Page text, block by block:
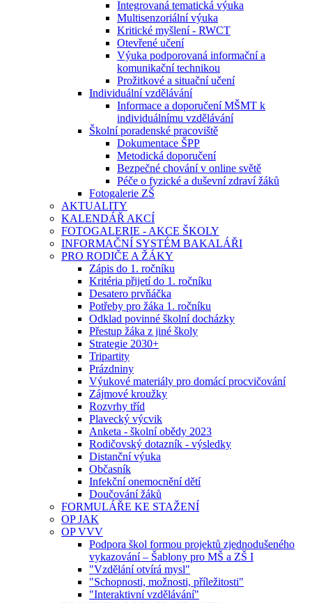
Integrovaná tematická výuka
Multisenzoriální výuka
Kritické myšlení - RWCT
Otevřené učení
Výuka podporovaná informační a
komunikační technikou
Prožitkové a situační učení
Individuální vzdělávání
Informace a doporučení MŠMT k
individuálnímu vzdělávání
Školní poradenské pracoviště
Dokumentace ŠPP
Metodická doporučení
Bezpečné chování v online světě
Péče o fyzické a duševní zdraví žáků
Fotogalerie ZŠ
AKTUALITY
KALENDÁŘ AKCÍ
FOTOGALERIE - AKCE ŠKOLY
INFORMAČNÍ SYSTÉM BAKALÁŘI
PRO RODIČE A ŽÁKY
Zápis do 1. ročníku
Kritéria přijetí do 1. ročníku
Desatero prvňáčka
Potřeby pro žáka 1. ročníku
Odklad povinné školní docházky
Přestup žáka z jiné školy
Strategie 2030+
Tripartity
Prázdniny
Výukové materiály pro domácí procvičování
Zájmové kroužky
Rozvrhy tříd
Plavecký výcvik
Anketa - školní obědy 2023
Rodičovský dotazník - výsledky
Distanční výuka
Občasník
Infekční onemocnění dětí
Doučování žáků
FORMULÁŘE KE STAŽENÍ
OP JAK
OP VVV
Podpora škol formou projektů zjednodušeného
vykazování – Šablony pro MŠ a ZŠ I
"Vzdělání otvírá mysl"
"Schopnosti, možnosti, příležitosti"
"Interaktivní vzdělávání"